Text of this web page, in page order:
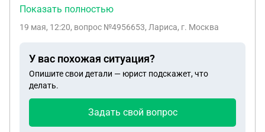
и 2 несовершеннолетние дочери, которые
(мамы у них нет). Есть 2к квартира, накопленные
рублей, в июне нужно нам идти к нотариусу за
получением документа о наследстве, вопросы:
что мне можно сделать со своей долей в
наследства если пройдет срок 6 месяцев
Показать полностью
19 мая, 12:20, вопрос №4956653, Лариса, г. Москва
У вас похожая ситуация?
Опишите свои детали — юрист подскажет, что
делать.
Задать свой вопрос